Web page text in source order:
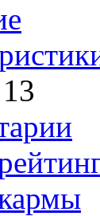
13